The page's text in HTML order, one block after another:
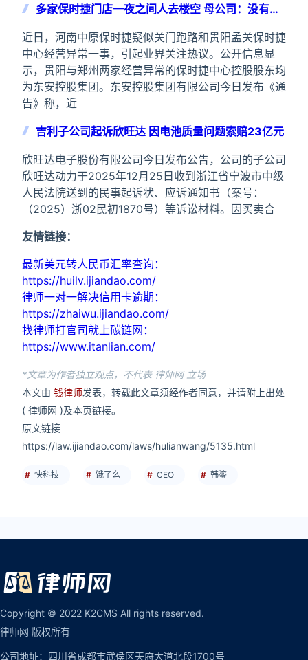
多家保时捷门店一夜之间人去楼空 母公司：没有跑
近日，河南中原保时捷疑似关门跑路和贵阳孟关保时捷
中心经营异常一事，引起业界关注热议。公开信息显
示，贵阳与郑州两家经营异常的保时捷中心控股股东均
为东安控股集团。东安控股集团有限公司今日发布《通
告》称，近
吉利子公司起诉欣旺达 因电池质量问题索赔23亿元
欣旺达电子股份有限公司今日发布公告，公司的子公司
欣旺达动力于2025年12月25日收到浙江省宁波市中级
人民法院送到的民事起诉状、应诉通知书（案号：
（2025）浙02民初1870号）等诉讼材料。因买卖合
友情链接：
最新美元转人民币汇率查询：
https://huilv.ijiandao.com/
律师一对一解决信用卡逾期：
https://zhaiwu.ijiandao.com/
找律师打官司就上碳链网：
https://www.itanlian.com/
*文章为作者独立观点，不代表 律师网 立场
本文由 钱律师发表，转载此文章须经作者同意，并请附上出处
( 律师网 )及本页链接。
原文链接
https://law.ijiandao.com/laws/hulianwang/5135.html
快科技 饿了么 CEO 韩鎏
Copyright © 2022 K2CMS All rights reserved.
律师网 版权所有
公司地址：四川省成都市武侯区天府大道北段1700号